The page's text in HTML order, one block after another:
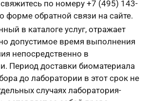
свяжитесь по номеру +7 (495) 143-
форме обратной связи на сайте.
в каталоге услуг, отражает
допустимое время выполнения
непосредственно в
Период доставки биоматериала
до лаборатории в этот срок не
случаях лаборатория-